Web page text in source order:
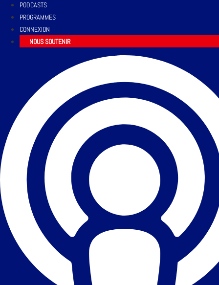
PODCASTS
PROGRAMMES
CONNEXION
NOUS SOUTENIR